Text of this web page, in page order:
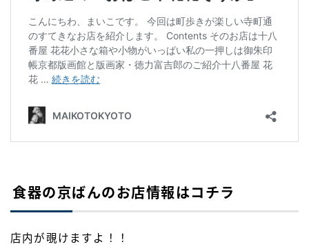
食器の京ばんのお店情報はコチラ
店内が覗けますよ！！